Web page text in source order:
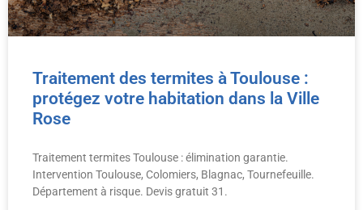
Traitement des termites à Toulouse :
protégez votre habitation dans la Ville
Rose
Traitement termites Toulouse : élimination garantie.
Intervention Toulouse, Colomiers, Blagnac, Tournefeuille.
Département à risque. Devis gratuit 31.